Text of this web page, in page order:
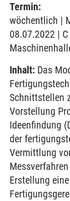
Termin:
wöchentlich |
08.07.2022 |
Inhalt: Das
Schnittstellen
Vorstellung
Ideenfindung
der
Vermittlung
Erstellung